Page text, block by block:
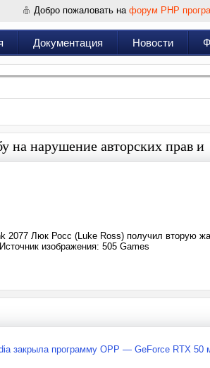
Добро пожаловать на форум PHP
Документация Новости
на нарушение авторских прав и
2077 Люк Росс (Luke Ross) получил вторую
изображения: 505 Games
закрыла программу OPP — GeForce RTX 50